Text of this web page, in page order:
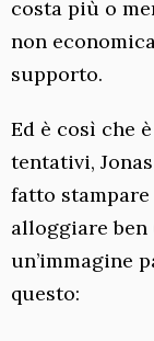
costa più o
non
supporto.
Ed è così che
tentativi,
fatto
alloggiare
un’immagine
questo: